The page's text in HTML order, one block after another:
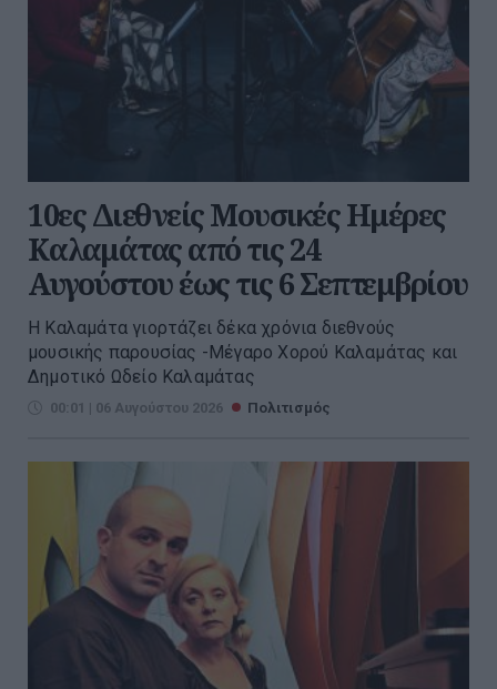
10ες Διεθνείς Μουσικές Ημέρες
Καλαμάτας από τις 24
Αυγούστου έως τις 6 Σεπτεμβρίου
Η Καλαμάτα γιορτάζει δέκα χρόνια διεθνούς
μουσικής παρουσίας -Μέγαρο Χορού Καλαμάτας και
Δημοτικό Ωδείο Καλαμάτας
00:01 | 06 Αυγούστου 2026 Πολιτισμός